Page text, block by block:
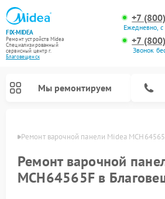
FIX-MIDEA
Ремонт устройств Midea
Специализированный
cервисный центр г.
Благовещенск
+7
Ежедневно,
+7
Звонок
Мы ремонтируем
Ремонт варочной панели Midea
Ремонт варочной
MCH64565F в